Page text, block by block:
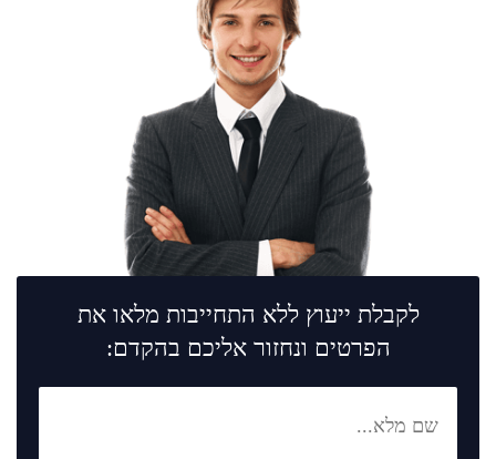
לקבלת ייעוץ ללא התחייבות מלאו את
הפרטים ונחזור אליכם בהקדם: